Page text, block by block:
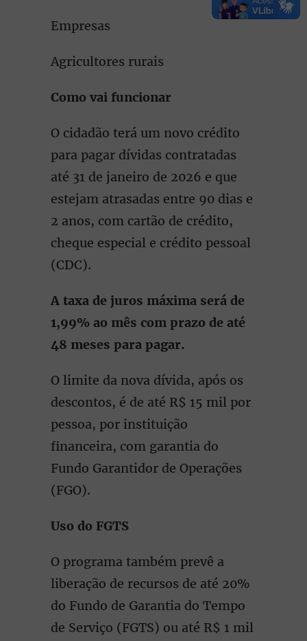
Empresas
Agricultores rurais
Como vai funcionar
O cidadão terá um novo crédito
para pagar dívidas contratadas
até 31 de janeiro de 2026 e que
estejam atrasadas entre 90 dias e
2 anos, com cartão de crédito,
cheque especial e crédito pessoal
(CDC).
A taxa de juros máxima será de
1,99% ao mês com prazo de até
48 meses para pagar.
O limite da nova dívida, após os
descontos, é de até R$ 15 mil por
pessoa, por instituição
financeira, com garantia do
Fundo Garantidor de Operações
(FGO).
Uso do FGTS
O programa também prevê a
liberação de recursos de até 20%
do Fundo de Garantia do Tempo
de Serviço (FGTS) ou até R$ 1 mil